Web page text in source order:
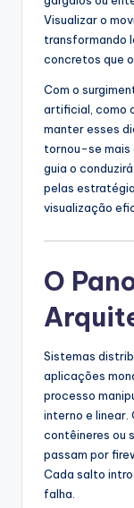
U
p
Visualizar o
transformando
concretos que
Com o
artificial, como
manter esses
tornou-se mais
guia o
pelas
visualização
O
Sistemas
aplicações
processo
interno e linear.
contêineres ou
passam por
Cada salto
falha.